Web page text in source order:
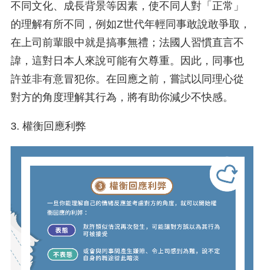
不同文化、成長背景等因素，使不同人對「正常」
的理解有所不同，例如Z世代年輕同事敢說敢爭取，
在上司前輩眼中就是搞事無禮；法國人習慣直言不
諱，這對日本人來說可能有欠尊重。因此，同事也
許並非有意冒犯你。在回應之前，嘗試以同理心從
對方的角度理解其行為，將有助你減少不快感。
3. 權衡回應利弊